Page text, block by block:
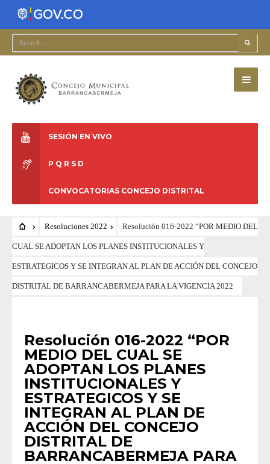
SESIÓN EN VIVO
P Q R S D
CONVOCATORIAS CONCEJO DISTRITAL
Resoluciones 2022 Resolución 016-2022 “POR MEDIO DEL
CUAL SE ADOPTAN LOS PLANES INSTITUCIONALES Y
ESTRATEGICOS Y SE INTEGRAN AL PLAN DE ACCIÓN DEL CONCEJO
DISTRITAL DE BARRANCABERMEJA PARA LA VIGENCIA 2022
Resolución 016-2022 “POR
MEDIO DEL CUAL SE
ADOPTAN LOS PLANES
INSTITUCIONALES Y
ESTRATEGICOS Y SE
INTEGRAN AL PLAN DE
ACCIÓN DEL CONCEJO
DISTRITAL DE
BARRANCABERMEJA PARA